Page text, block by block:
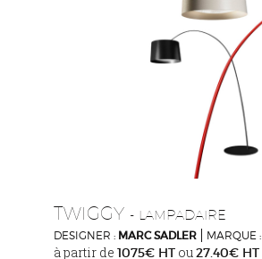
TWIGGY - LAMPADAIRE
DESIGNER : MARC SADLER MARQUE :
à partir de 1075€ HT ou27.40€ HT